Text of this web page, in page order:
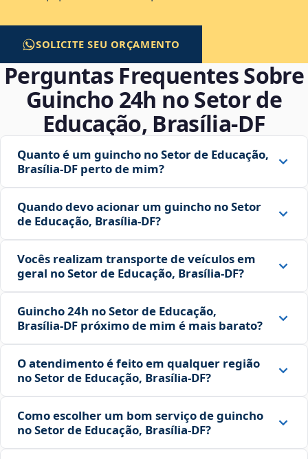
SOLICITE SEU ORÇAMENTO
Perguntas Frequentes Sobre
Guincho 24h no Setor de
Educação, Brasília‑DF
Quanto é um guincho no Setor de Educação,
Brasília‑DF perto de mim?
Quando devo acionar um guincho no Setor
de Educação, Brasília‑DF?
Vocês realizam transporte de veículos em
geral no Setor de Educação, Brasília‑DF?
Guincho 24h no Setor de Educação,
Brasília‑DF próximo de mim é mais barato?
O atendimento é feito em qualquer região
no Setor de Educação, Brasília‑DF?
Como escolher um bom serviço de guincho
no Setor de Educação, Brasília‑DF?